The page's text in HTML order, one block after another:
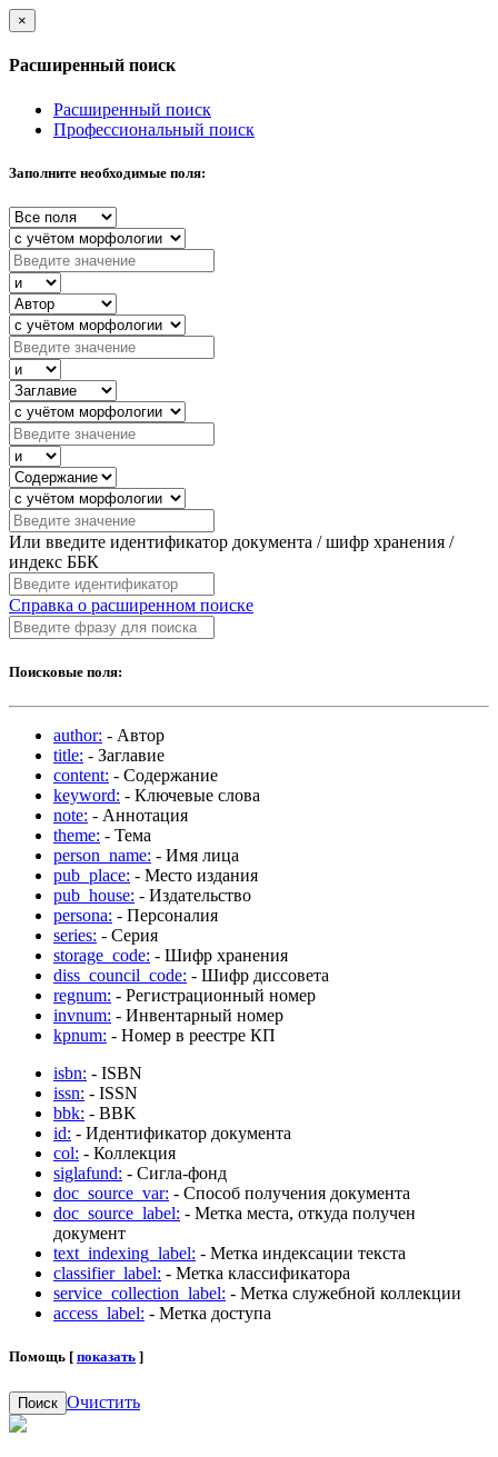
×
Расширенный поиск
Расширенный поиск
Профессиональный поиск
Заполните необходимые поля:
Или введите идентификатор документа / шифр хранения /
индекс ББК
Справка о расширенном поиске
Поисковые поля:
author: - Автор
title: - Заглавие
content: - Содержание
keyword: - Ключевые слова
note: - Аннотация
theme: - Тема
person_name: - Имя лица
pub_place: - Место издания
pub_house: - Издательство
persona: - Персоналия
series: - Серия
storage_code: - Шифр хранения
diss_council_code: - Шифр диссовета
regnum: - Регистрационный номер
invnum: - Инвентарный номер
kpnum: - Номер в реестре КП
isbn: - ISBN
issn: - ISSN
bbk: - BBK
id: - Идентификатор документа
col: - Коллекция
siglafund: - Сигла-фонд
doc_source_var: - Способ получения документа
doc_source_label: - Метка места, откуда получен
документ
text_indexing_label: - Метка индексации текста
classifier_label: - Метка классификатора
service_collection_label: - Метка служебной коллекции
access_label: - Метка доступа
Помощь [ показать ]
Поиск Очистить